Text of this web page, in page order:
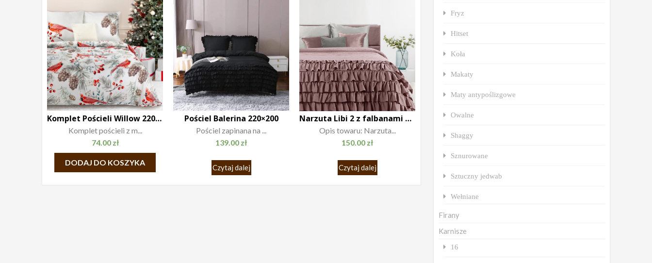
Komplet Pościeli Willow 220×200
Komplet pościeli z m...
74.00 zł
DODAJ DO KOSZYKA
Pościel Balerina 220×200
Pościel zapinana na ...
139.00 zł
Czytaj dalej
Narzuta Libi 2 z falbanami brudny róż
Opis towaru: Narzuta...
150.00 zł
Czytaj dalej
Fryz
Hitset
Koła
Makaty
Maty antypoślizgowe
Owalne
Shaggy
Sznurowane
Sztuczny jedwab
Wełniane
Firany
Karnisze
16